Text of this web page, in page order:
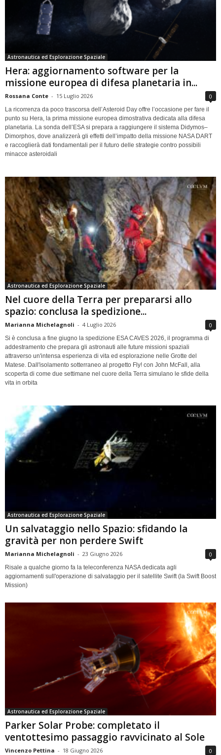
Astronautica ed Esplorazione Spaziale
Hera: aggiornamento software per la
missione europea di difesa planetaria in...
Rossana Conte - 15 Luglio 2026 0
La ricorrenza da poco trascorsa dell’Asteroid Day offre l’occasione per fare il
punto su Hera, la prima missione europea dimostrativa dedicata alla difesa
planetaria. La sonda dell’ESA si prepara a raggiungere il sistema Didymos–
Dimorphos, dove analizzerà gli effetti dell’impatto della missione NASA DART
e raccoglierà dati fondamentali per il futuro delle strategie contro possibili
minacce asteroidali
Astronautica ed Esplorazione Spaziale
Nel cuore della Terra per prepararsi allo
spazio: conclusa la spedizione...
Marianna Michelagnoli - 4 Luglio 2026 0
Si è conclusa a fine giugno la spedizione ESA CAVES 2026, il programma di
addestramento che prepara gli astronauti alle future missioni spaziali
attraverso un'intensa esperienza di vita ed esplorazione nelle Grotte del
Matese. Dall'isolamento sotterraneo al progetto Fly! con John McFall, alla
scoperta di come due settimane nel cuore della Terra simulano le sfide della
vita in orbita
Astronautica ed Esplorazione Spaziale
Un salvataggio nello Spazio: sfidando la
gravità per non perdere Swift
Marianna Michelagnoli - 23 Giugno 2026 0
Risale a qualche giorno fa la teleconferenza NASA dedicata agli
aggiornamenti sull'operazione di salvataggio per il satellite Swift (la Swift Boost
Mission)
Astronautica ed Esplorazione Spaziale
Parker Solar Probe: completato il
ventottesimo passaggio ravvicinato al Sole
Vincenzo Pettina - 18 Giugno 2026 0